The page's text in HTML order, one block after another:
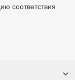
соответствия